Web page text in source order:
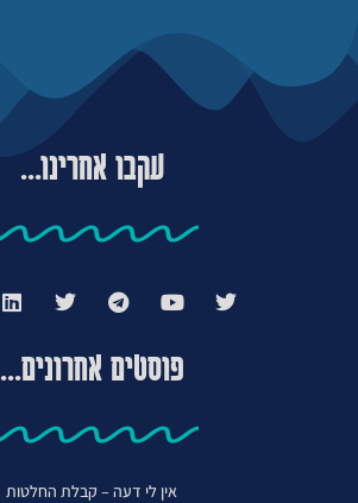
עקבו אחרינו...
פוסטים אחרונים...
אין לי דעה – קבלת החלטות